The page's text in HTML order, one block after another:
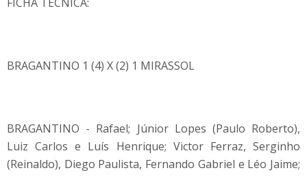
BRAGANTINO 1 (4) X (2) 1 MIRASSOL
BRAGANTINO - Rafael; Júnior Lopes (Paulo Roberto),
Luiz Carlos e Luís Henrique; Victor Ferraz, Serginho
(Reinaldo), Diego Paulista, Fernando Gabriel e Léo Jaime;